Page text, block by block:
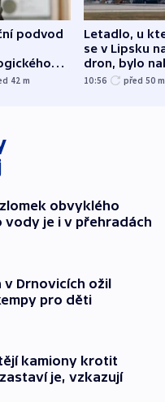
podvod
soud
42 m
Letadlo, u
se v Lipsku
dron, bylo
municí, píší
10:56 před 50 m
obvyklého
vody je i v přehradách
v Drnovicích ožil
pro děti
kamiony krotit
je, vzkazují